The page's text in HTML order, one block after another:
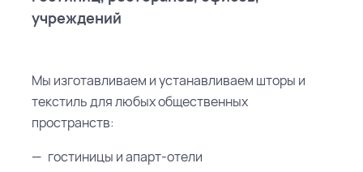
учреждений
Мы изготавливаем и устанавливаем шторы и
текстиль для любых общественных
пространств:
гостиницы и апарт-отели